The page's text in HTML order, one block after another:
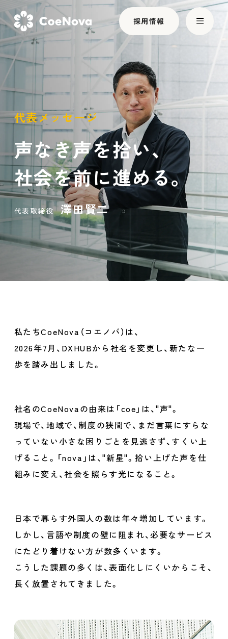
採用情報
会社情報
事業内容
お知らせ
サスティナビリティ
パートナー制度
採用情報
お問い合わせ
代表メッセージ
声なき声を拾い、
社会を前に進める。
代表取締役 澤田賢二
私たちCoeNova（コエノバ）は、
2026年7月、DXHUBから社名を変更し、新たな一
歩を踏み出しました。
社名のCoeNovaの由来は「coe」は、"声"。
現場で、地域で、制度の狭間で、まだ言葉にすらな
っていない小さな困りごとを見逃さず、すくい上
げること。 「nova」は、"新星"。拾い上げた声を仕
組みに変え、社会を照らす光になること。
日本で暮らす外国人の数は年々増加しています。
しかし、 言語や制度の壁に阻まれ、必要なサービス
にたどり着けない方が数多くいます。
こうした課題の多くは、表面化しにくいからこそ、
長く放置されてきました。